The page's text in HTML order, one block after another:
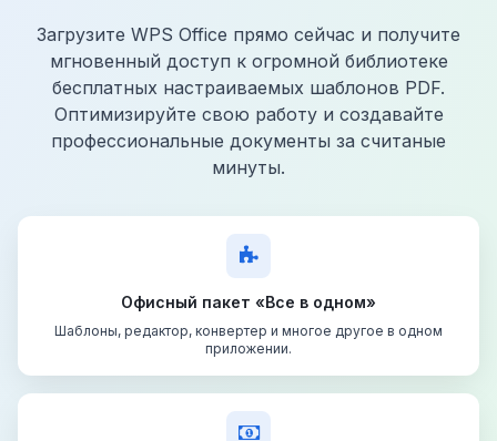
Загрузите WPS Office прямо сейчас и получите
мгновенный доступ к огромной библиотеке
бесплатных настраиваемых шаблонов PDF.
Оптимизируйте свою работу и создавайте
профессиональные документы за считаные
минуты.
Офисный пакет «Все в одном»
Шаблоны, редактор, конвертер и многое другое в одном
приложении.